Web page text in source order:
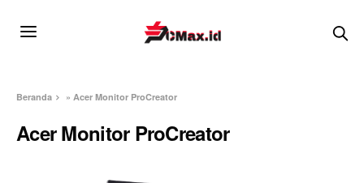
Beranda » Acer Monitor ProCreator
Acer Monitor ProCreator